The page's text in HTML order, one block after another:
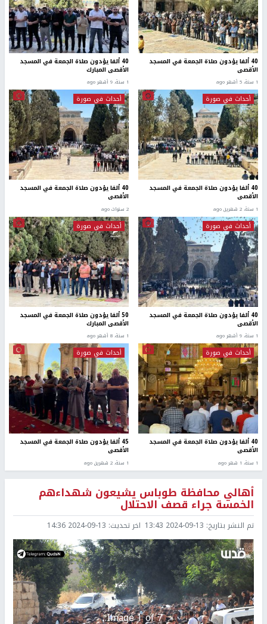
40 ألفا يؤدون صلاة الجمعة في المسجد
الأقصى
1 سنة، 5 أشهر ago
40 ألفا يؤدون صلاة الجمعة في المسجد
الأقصى المبارك
1 سنة، 9 أشهر ago
أحداث في صورة
40 ألفا يؤدون صلاة الجمعة في المسجد
الأقصى
1 سنة، 2 شهرين ago
أحداث في صورة
40 ألفا يؤدون صلاة الجمعة في المسجد
الأقصى
2 سنوات ago
أحداث في صورة
40 ألفا يؤدون صلاة الجمعة في المسجد
الأقصى
1 سنة، 9 أشهر ago
أحداث في صورة
50 ألفا يؤدون صلاة الجمعة في المسجد
الأقصى المبارك
1 سنة، 8 أشهر ago
أحداث في صورة
40 ألفا يؤدون صلاة الجمعة في المسجد
الأقصى
1 سنة، 1 شهر ago
أحداث في صورة
45 ألفا يؤدون صلاة الجمعة في المسجد
الأقصى
1 سنة، 2 شهرين ago
أهالي محافظة طوباس يشيعون شهداءهم
الخمسة جراء قصف الاحتلال
تم النشر بتاريخ: 2024-09-13 13:43 اخر تحديث: 2024-09-13 14:36
Image 1 of 7.